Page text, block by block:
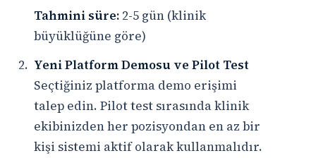
Tahmini süre: 2-5 gün (klinik
büyüklüğüne göre)
Yeni Platform Demosu ve Pilot Test
Seçtiğiniz platforma demo erişimi
talep edin. Pilot test sırasında klinik
ekibinizden her pozisyondan en az bir
kişi sistemi aktif olarak kullanmalıdır.